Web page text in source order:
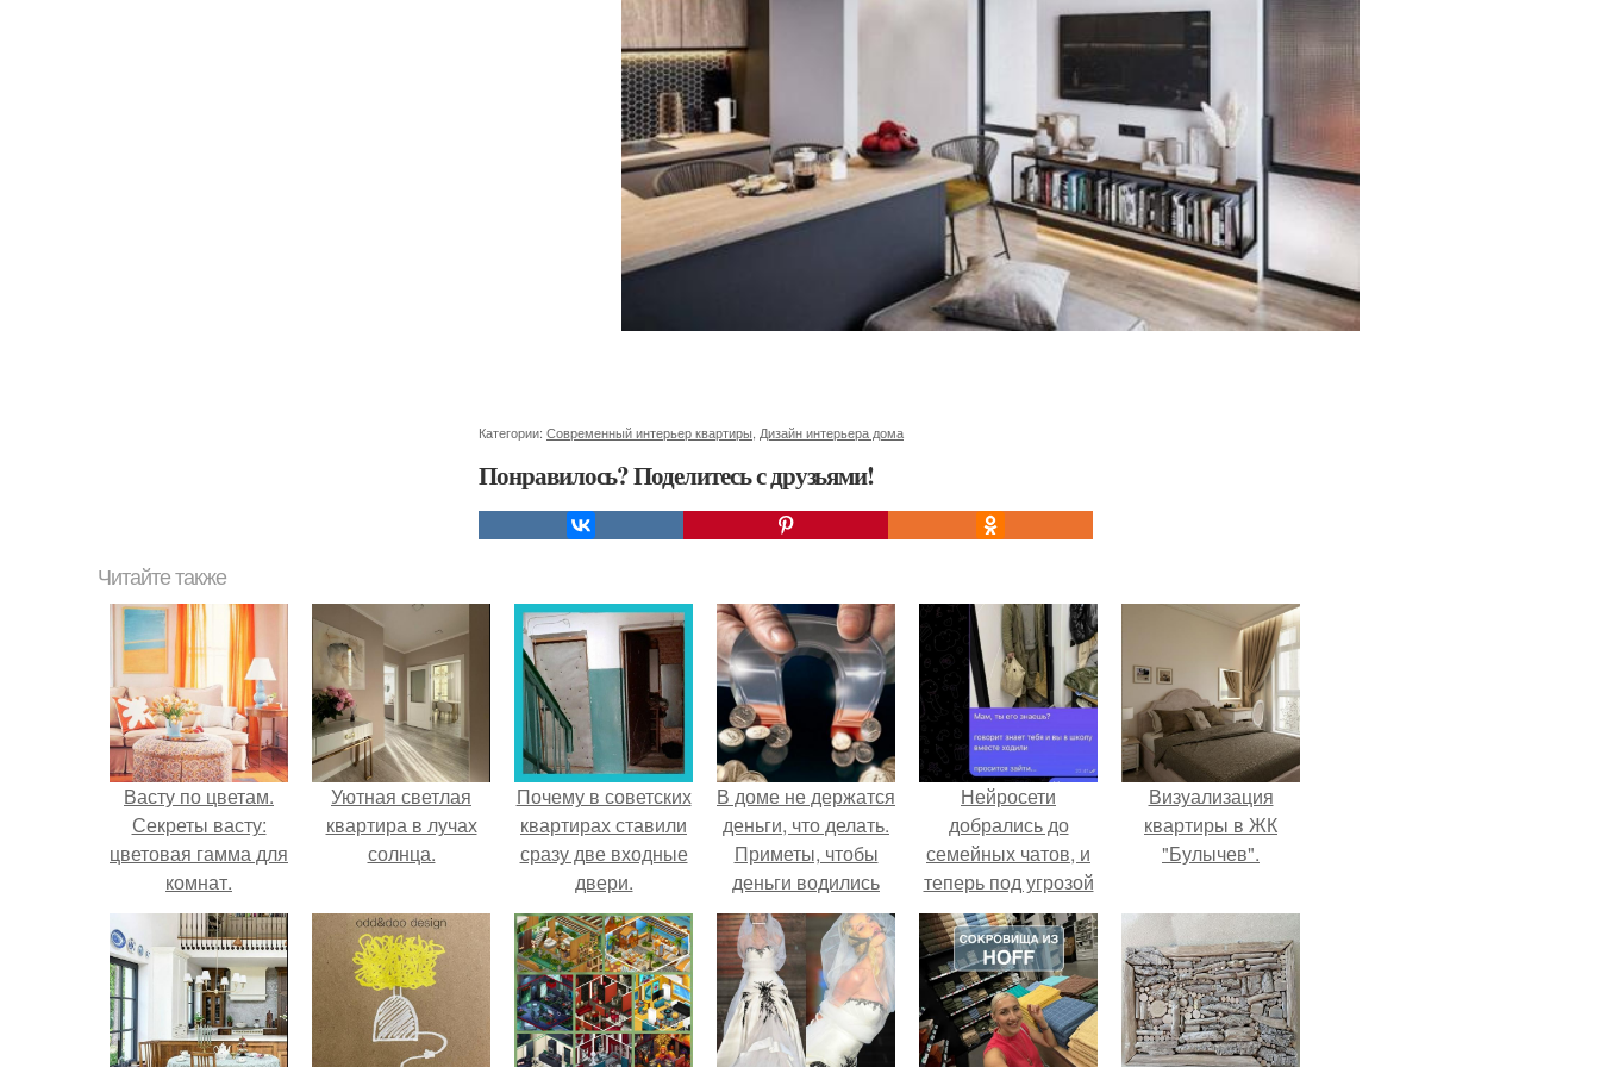
Категории: Современный интерьер квартиры Дизайн интерьера дома
Понравилось? Поделитесь с друзьями!
Читайте также
Васту по цветам.
Секреты васту:
цветовая гамма для
комнат.
Уютная светлая
квартира в лучах
солнца.
Почему в советских
квартирах ставили
сразу две входные
двери.
В доме не держатся
деньги, что делать.
Приметы, чтобы
деньги водились
Нейросети
добрались до
семейных чатов, и
теперь под угрозой
мамины нервы.
Визуализация
квартиры в ЖК
"Булычев".